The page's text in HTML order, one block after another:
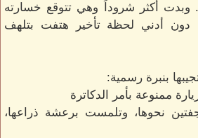
وبدت أكثر شروداً وهي تتوقع خسارته
دون أدني لحظة تأخير هتفت بتلهف
بنبرة رسمية:
ممنوعة بأمر الدكاترة
نحوها، وتلمست برعشة ذراعها،